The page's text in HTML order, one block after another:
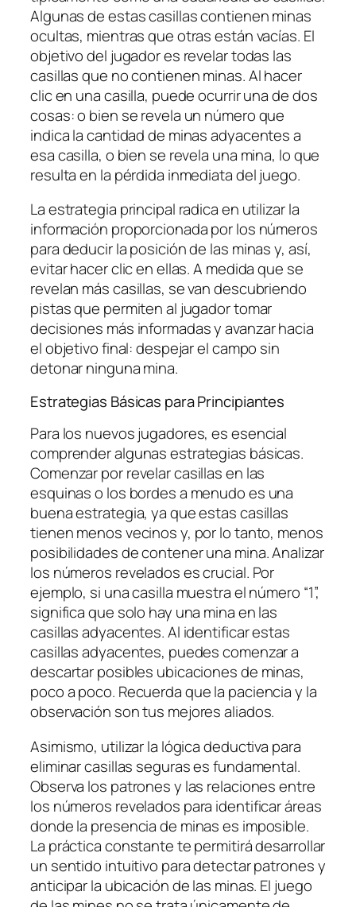
Algunas de estas casillas contienen minas
ocultas, mientras que otras están vacías. El
objetivo del jugador es revelar todas las
casillas que no contienen minas. Al hacer
clic en una casilla, puede ocurrir una de dos
cosas: o bien se revela un número que
indica la cantidad de minas adyacentes a
esa casilla, o bien se revela una mina, lo que
resulta en la pérdida inmediata del juego.
La estrategia principal radica en utilizar la
información proporcionada por los números
para deducir la posición de las minas y, así,
evitar hacer clic en ellas. A medida que se
revelan más casillas, se van descubriendo
pistas que permiten al jugador tomar
decisiones más informadas y avanzar hacia
el objetivo final: despejar el campo sin
detonar ninguna mina.
Estrategias Básicas para Principiantes
Para los nuevos jugadores, es esencial
comprender algunas estrategias básicas.
Comenzar por revelar casillas en las
esquinas o los bordes a menudo es una
buena estrategia, ya que estas casillas
tienen menos vecinos y, por lo tanto, menos
posibilidades de contener una mina. Analizar
los números revelados es crucial. Por
ejemplo, si una casilla muestra el número “1”,
significa que solo hay una mina en las
casillas adyacentes. Al identificar estas
casillas adyacentes, puedes comenzar a
descartar posibles ubicaciones de minas,
poco a poco. Recuerda que la paciencia y la
observación son tus mejores aliados.
Asimismo, utilizar la lógica deductiva para
eliminar casillas seguras es fundamental.
Observa los patrones y las relaciones entre
los números revelados para identificar áreas
donde la presencia de minas es imposible.
La práctica constante te permitirá desarrollar
un sentido intuitivo para detectar patrones y
anticipar la ubicación de las minas. El juego